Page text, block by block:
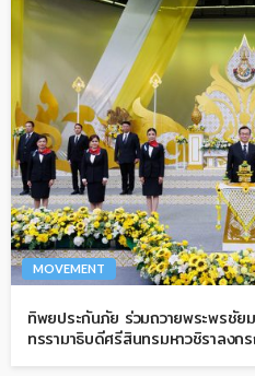
MOVEMENT
ทิพยประกันภัย ร่วมถวายพระพรชัย
ทรรามาธิบดีศรีสินทรมหาวชิราลงก